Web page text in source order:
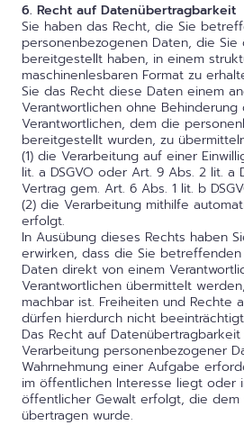
6. Recht auf Datenübertragbarkeit
Sie haben das Recht, die Sie
personenbezogenen Daten, die Sie
bereitgestellt haben, in einem
maschinenlesbaren Format zu
Sie das Recht diese Daten einem
Verantwortlichen ohne
Verantwortlichen, dem die
bereitgestellt wurden, zu
(1) die Verarbeitung auf einer
lit. a DSGVO oder Art. 9 Abs. 2 lit. a
Vertrag gem. Art. 6 Abs. 1 lit. b
(2) die Verarbeitung mithilfe
erfolgt.
In Ausübung dieses Rechts haben
erwirken, dass die Sie
Daten direkt von einem
Verantwortlichen übermittelt
machbar ist. Freiheiten und Rechte
dürfen hierdurch nicht
Das Recht auf
Verarbeitung personenbezogener
Wahrnehmung einer Aufgabe
im öffentlichen Interesse liegt oder
öffentlicher Gewalt erfolgt, die dem
übertragen wurde.